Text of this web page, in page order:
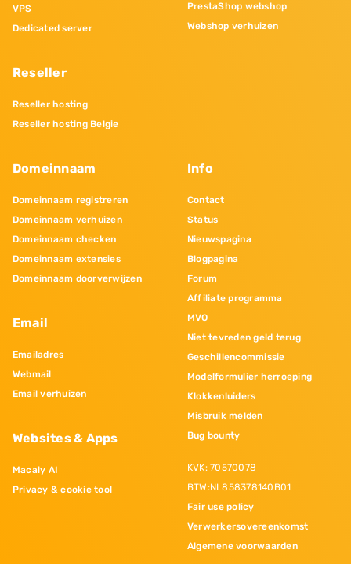
VPS
Dedicated server
Reseller
Reseller hosting
Reseller hosting Belgie
PrestaShop webshop
Webshop verhuizen
Domeinnaam
Domeinnaam registreren
Domeinnaam verhuizen
Domeinnaam checken
Domeinnaam extensies
Domeinnaam doorverwijzen
Email
Emailadres
Webmail
Email verhuizen
Websites & Apps
Macaly AI
Privacy & cookie tool
Info
Contact
Status
Nieuwspagina
Blogpagina
Forum
Affiliate programma
MVO
Niet tevreden geld terug
Geschillencommissie
Modelformulier herroeping
Klokkenluiders
Misbruik melden
Bug bounty
KVK: 70570078
BTW:NL858378140B01
Fair use policy
Verwerkersovereenkomst
Algemene voorwaarden